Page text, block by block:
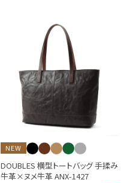
NEW
DOUBLES 横型トートバッグ 手揉み
牛革×ヌメ牛革 ANX-1427